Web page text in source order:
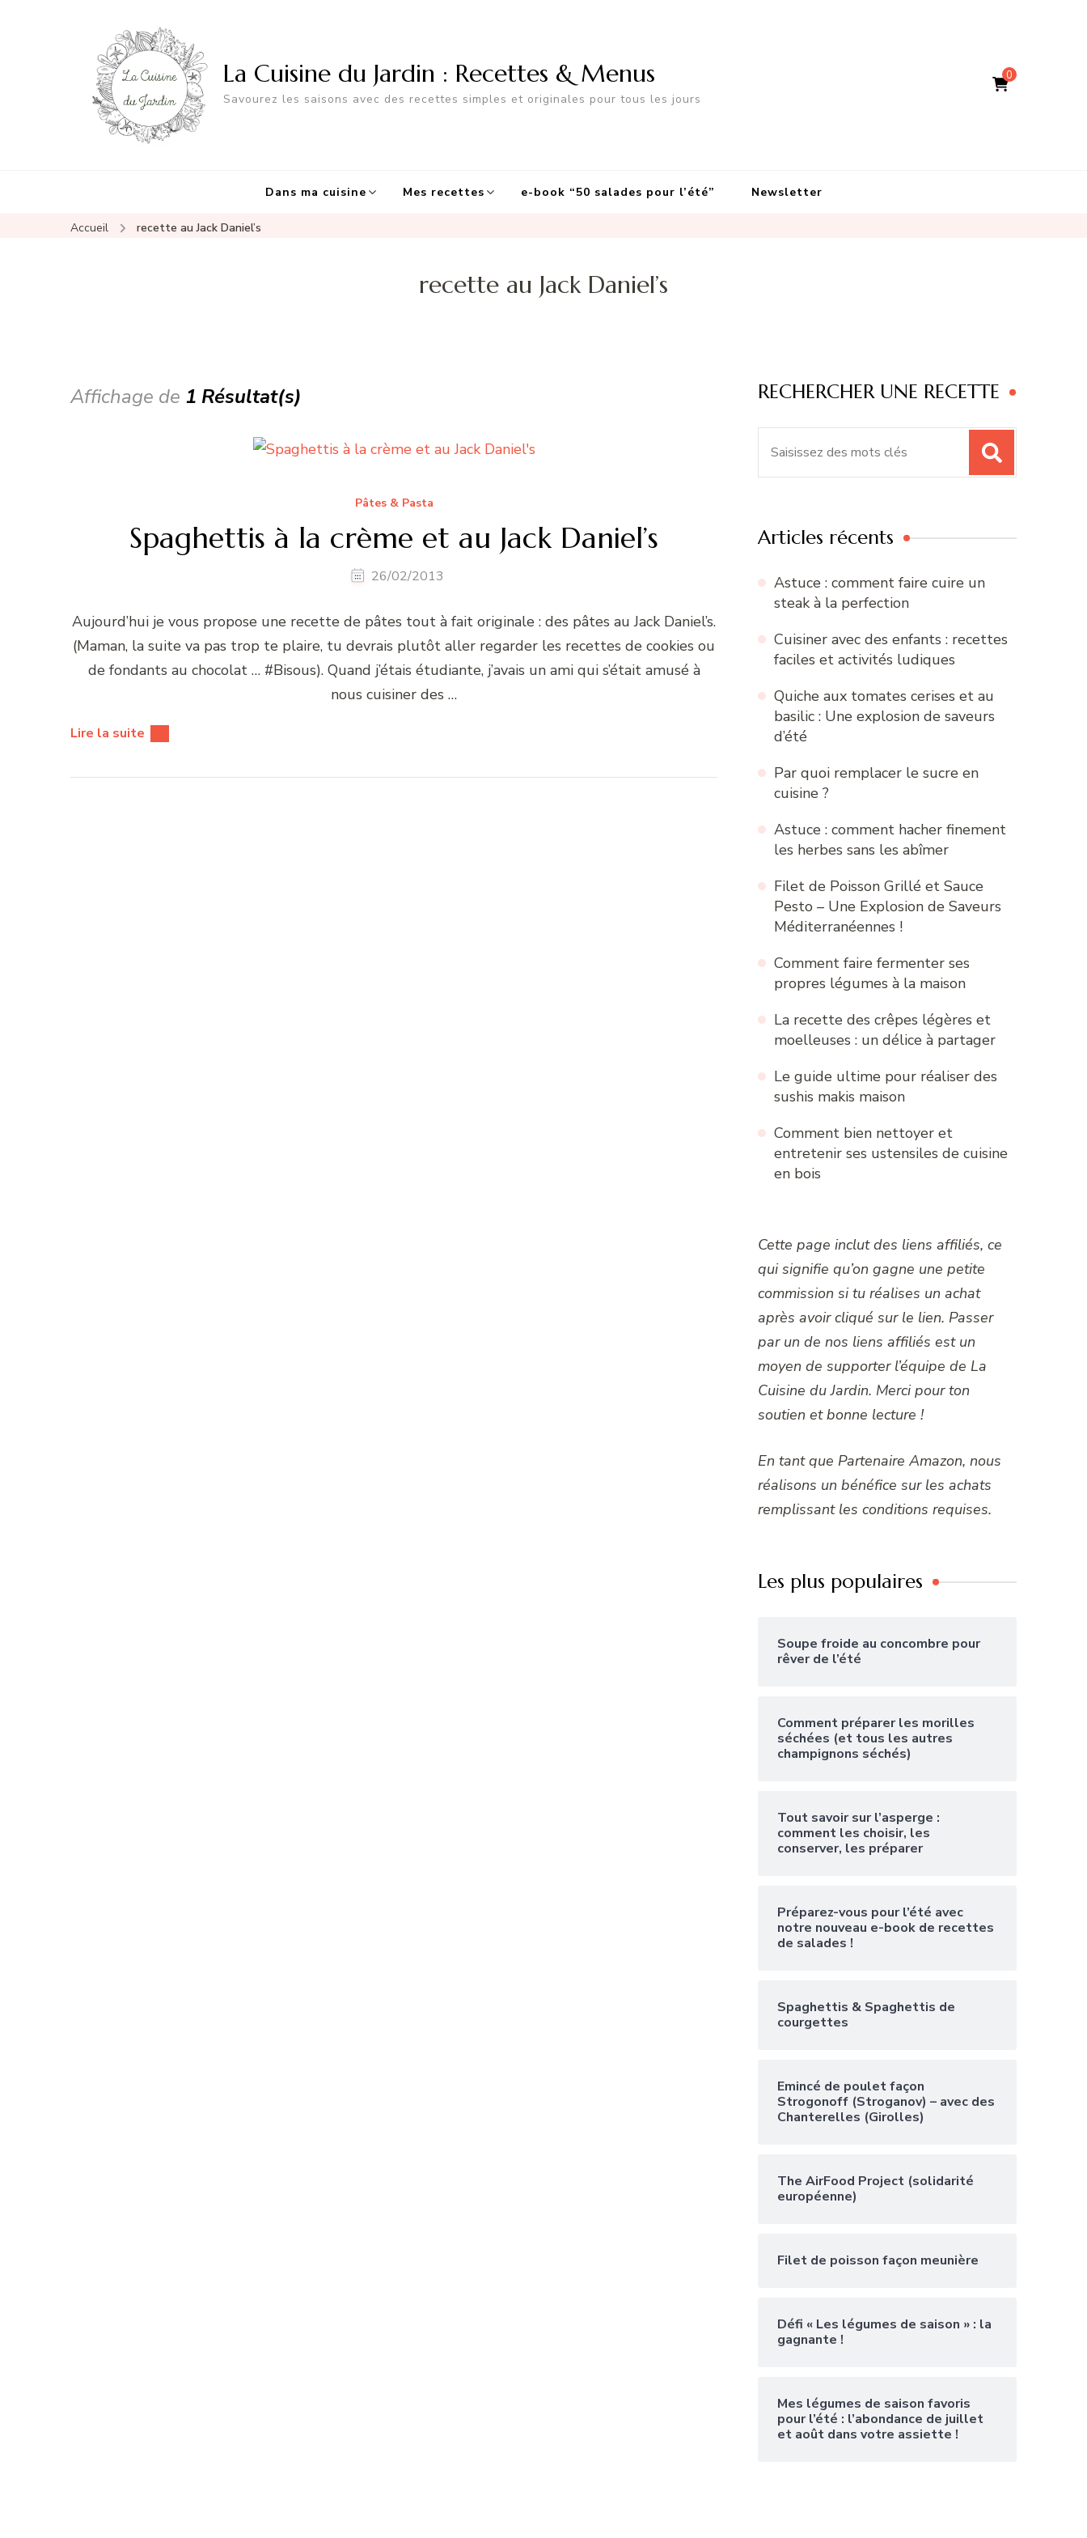
0
La Cuisine du Jardin : Recettes & Menus
Savourez les saisons avec des recettes simples et originales pour tous les jours
Dans ma cuisine Mes recettes e-book “50 salades pour l’été” Newsletter
Accueil recette au Jack Daniel’s
recette au Jack Daniel’s
Affichage de 1 Résultat(s)
Pâtes & Pasta
Spaghettis à la crème et au Jack Daniel’s
26/02/2013
Aujourd’hui je vous propose une recette de pâtes tout à fait originale : des pâtes au Jack Daniel’s.
(Maman, la suite va pas trop te plaire, tu devrais plutôt aller regarder les recettes de cookies ou
de fondants au chocolat … #Bisous). Quand j’étais étudiante, j’avais un ami qui s’était amusé à
nous cuisiner des …
Lire la suite
RECHERCHER UNE RECETTE
Articles récents
Astuce : comment faire cuire un
steak à la perfection
Cuisiner avec des enfants : recettes
faciles et activités ludiques
Quiche aux tomates cerises et au
basilic : Une explosion de saveurs
d’été
Par quoi remplacer le sucre en
cuisine ?
Astuce : comment hacher finement
les herbes sans les abîmer
Filet de Poisson Grillé et Sauce
Pesto – Une Explosion de Saveurs
Méditerranéennes !
Comment faire fermenter ses
propres légumes à la maison
La recette des crêpes légères et
moelleuses : un délice à partager
Le guide ultime pour réaliser des
sushis makis maison
Comment bien nettoyer et
entretenir ses ustensiles de cuisine
en bois
Cette page inclut des liens affiliés, ce
qui signifie qu’on gagne une petite
commission si tu réalises un achat
après avoir cliqué sur le lien. Passer
par un de nos liens affiliés est un
moyen de supporter l’équipe de La
Cuisine du Jardin. Merci pour ton
soutien et bonne lecture !
En tant que Partenaire Amazon, nous
réalisons un bénéfice sur les achats
remplissant les conditions requises.
Les plus populaires
Soupe froide au concombre pour
rêver de l’été
Comment préparer les morilles
séchées (et tous les autres
champignons séchés)
Tout savoir sur l’asperge :
comment les choisir, les
conserver, les préparer
Préparez-vous pour l’été avec
notre nouveau e-book de recettes
de salades !
Spaghettis & Spaghettis de
courgettes
Emincé de poulet façon
Strogonoff (Stroganov) – avec des
Chanterelles (Girolles)
The AirFood Project (solidarité
européenne)
Filet de poisson façon meunière
Défi « Les légumes de saison » : la
gagnante !
Mes légumes de saison favoris
pour l’été : l’abondance de juillet
et août dans votre assiette !